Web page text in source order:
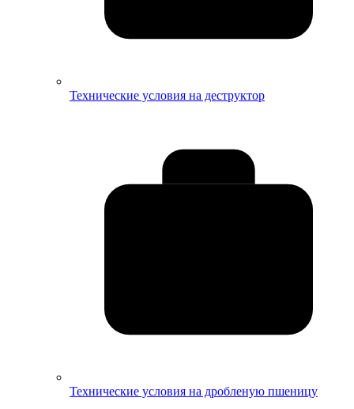
Технические условия на деструктор
Технические условия на дробленую пшеницу